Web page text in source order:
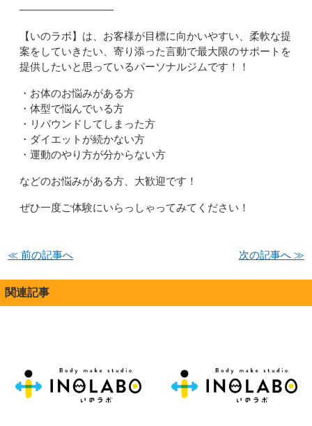
―――――――――
【いのラボ】は、お客様が目標に向かいやすい、柔軟な提
案をしていきたい、寄り添った言動で最大限のサポートを
提供したいと思っているパーソナルジムです！！
・お体のお悩みがある方
・体型で悩んでいる方
・リバウンドしてしまった方
・ダイエットが続かない方
・運動のやり方が分からない方
などのお悩みがある方、大歓迎です！
ぜひ一度ご体験にいらっしゃってみてください！
≪ 前の記事へ 次の記事へ ≫
関連記事